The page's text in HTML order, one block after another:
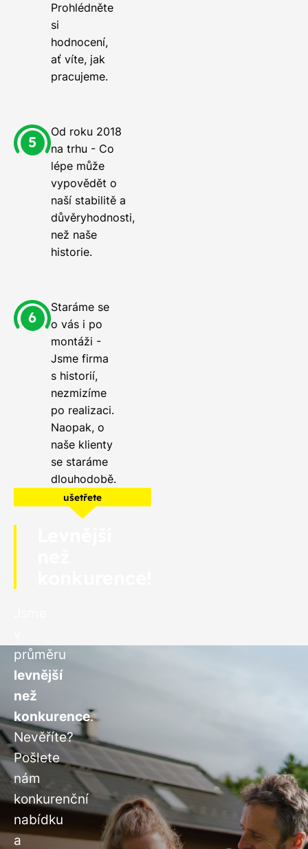
Prohlédněte
si
hodnocení,
ať víte, jak
pracujeme.
Od roku 2018
na trhu - Co
lépe může
vypovědět o
naší stabilitě a
důvěryhodnosti,
než naše
historie.
Staráme se
o vás i po
montáži -
Jsme firma
s historií,
nezmizíme
po realizaci.
Naopak, o
naše klienty
se staráme
dlouhodobě.
ušetřete
průměru
levnější
než
konkurence.
Nevěříte?
Pošlete
nám
konkurenční
nabídku
a